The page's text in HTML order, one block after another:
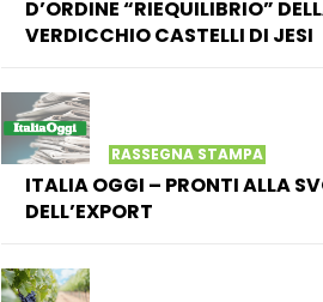
D’ORDINE “RIEQUILIBRIO”
VERDICCHIO CASTELLI DI JESI
RASSEGNA STAMPA
ITALIA OGGI – PRONTI ALLA
DELL’EXPORT